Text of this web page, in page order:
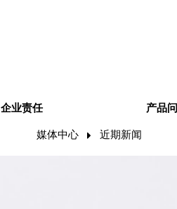
企业责任 产品
媒体中心 近期新闻